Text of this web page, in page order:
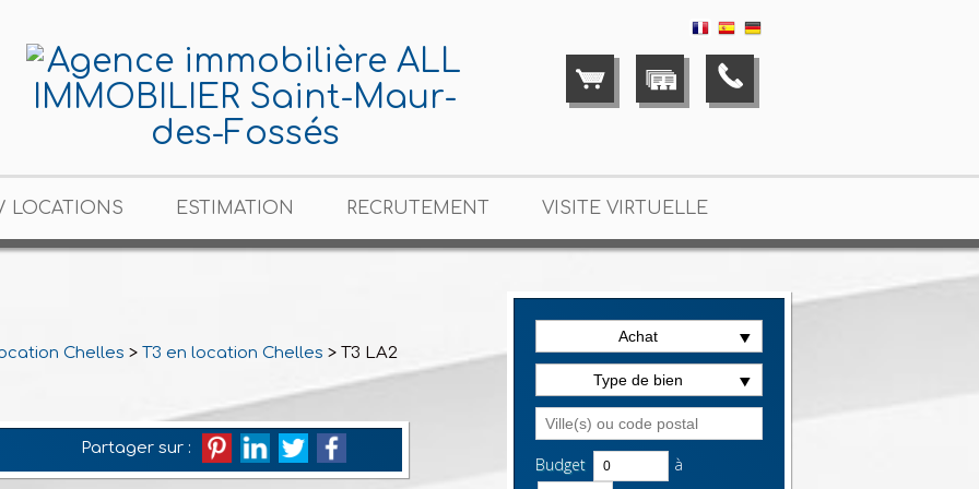
LOCATIONS ESTIMATION RECRUTEMENT VISITE VIRTUELLE
Achat
Type de bien
Budget à
Chelles > T3 en location Chelles > T3 LA2495
Partager sur :